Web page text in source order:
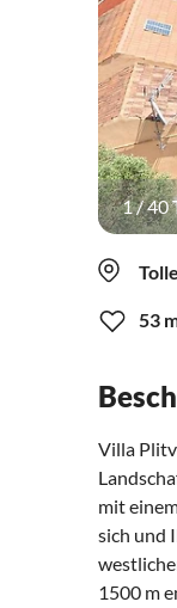
1/40
53
Villa
mit
sich und
1500 m